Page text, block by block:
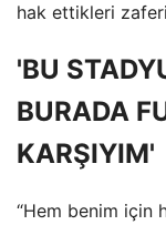
hak ettikleri
'BU
BURADA
KARŞIYIM'
“Hem benim için